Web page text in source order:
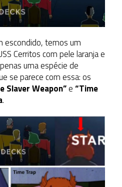
escondido, temos um
Cerritos com pele laranja e
uma espécie de
se parece com essa: os
Slaver Weapon”e“Time
.